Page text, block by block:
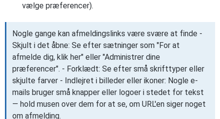
vælge præferencer).
Nogle gange kan afmeldingslinks være svære at finde -
Skjult i det åbne: Se efter sætninger som "For at
afmelde dig, klik her" eller "Administrer dine
præferencer". - Forklædt: Se efter små skrifttyper eller
skjulte farver - Indlejret i billeder eller ikoner: Nogle e-
mails bruger små knapper eller logoer i stedet for tekst
— hold musen over dem for at se, om URL'en siger noget
om afmelding.